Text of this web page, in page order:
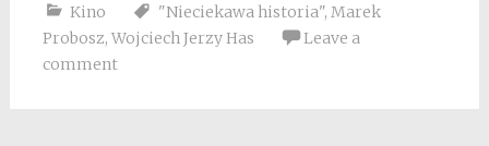
Kino "Nieciekawa historia", Marek
Probosz, Wojciech Jerzy Has
Leave a
comment